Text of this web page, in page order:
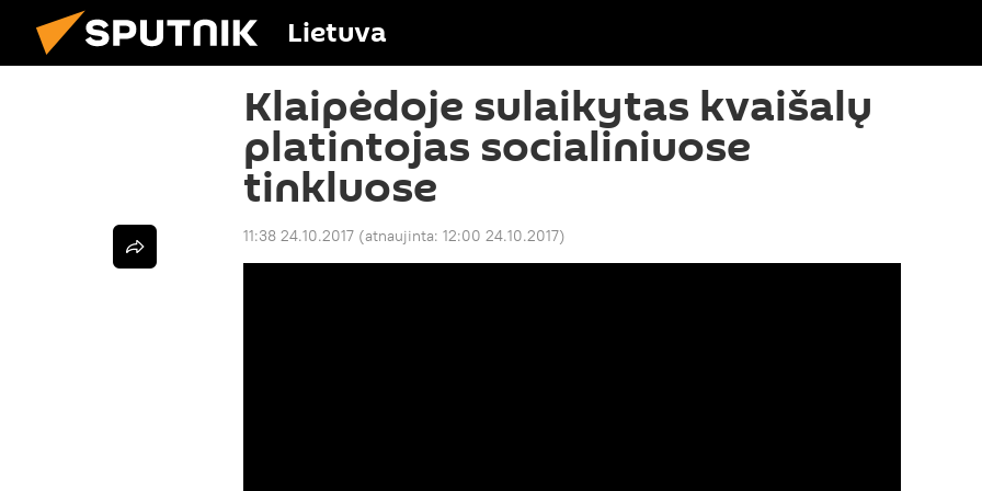
Lietuva
Klaipėdoje sulaikytas kvaišalų
platintojas socialiniuose
tinkluose
11:38 24.10.2017 (atnaujinta: 12:00 24.10.2017)